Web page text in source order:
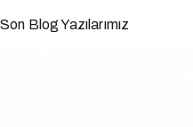
Son Blog Yazılarımız